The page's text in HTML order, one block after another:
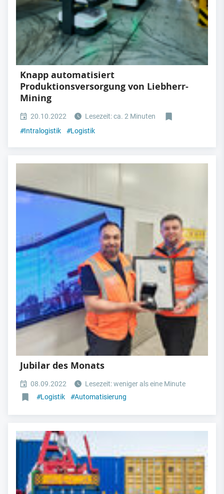
Knapp automatisiert
Produktionsversorgung von Liebherr-
Mining
20.10.2022
Lesezeit: ca. 2 Minuten
#Intralogistik #Logistik
Jubilar des Monats
08.09.2022
Lesezeit: weniger als eine Minute
#Logistik #Automatisierung